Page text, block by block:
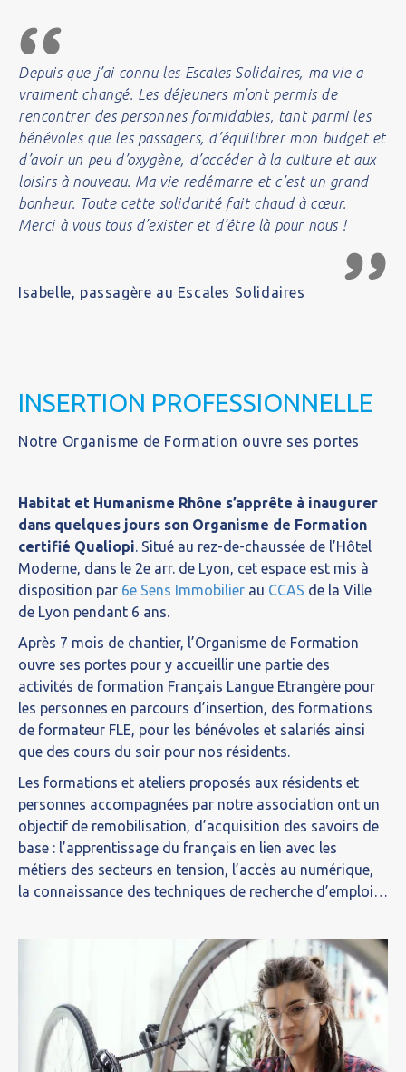
Depuis que j’ai connu les Escales Solidaires, ma vie a
vraiment changé. Les déjeuners m’ont permis de
rencontrer des personnes formidables, tant parmi les
bénévoles que les passagers, d’équilibrer mon budget et
d’avoir un peu d’oxygène, d’accéder à la culture et aux
loisirs à nouveau. Ma vie redémarre et c’est un grand
bonheur. Toute cette solidarité fait chaud à cœur.
Merci à vous tous d’exister et d’être là pour nous !
Isabelle, passagère au Escales Solidaires
INSERTION PROFESSIONNELLE
Notre Organisme de Formation ouvre ses portes
Habitat et Humanisme Rhône s’apprête à inaugurer
dans quelques jours son Organisme de Formation
certifié Qualiopi. Situé au rez-de-chaussée de l’Hôtel
Moderne, dans le 2e arr. de Lyon, cet espace est mis à
disposition par 6e Sens Immobilier au CCAS de la Ville
de Lyon pendant 6 ans.
Après 7 mois de chantier, l’Organisme de Formation
ouvre ses portes pour y accueillir une partie des
activités de formation Français Langue Etrangère pour
les personnes en parcours d’insertion, des formations
de formateur FLE, pour les bénévoles et salariés ainsi
que des cours du soir pour nos résidents.
Les formations et ateliers proposés aux résidents et
personnes accompagnées par notre association ont un
objectif de remobilisation, d’acquisition des savoirs de
base : l’apprentissage du français en lien avec les
métiers des secteurs en tension, l’accès au numérique,
la connaissance des techniques de recherche d’emploi…